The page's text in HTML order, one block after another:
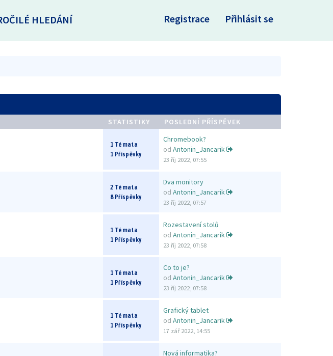
HLEDÁNÍ Registrace Přihlásit se
STATISTIKY POSLEDNÍ PŘÍSPĚVEK
1 Témata
1 Příspěvky
Chromebook?
od Antonin_Jancarik
23 říj 2022, 07:55
2 Témata
8 Příspěvky
Dva monitory
od Antonin_Jancarik
23 říj 2022, 07:57
1 Témata
1 Příspěvky
Rozestavení stolů
od Antonin_Jancarik
23 říj 2022, 07:58
1 Témata
1 Příspěvky
Co to je?
od Antonin_Jancarik
23 říj 2022, 07:58
1 Témata
1 Příspěvky
Grafický tablet
od Antonin_Jancarik
17 zář 2022, 14:55
Nová informatika?